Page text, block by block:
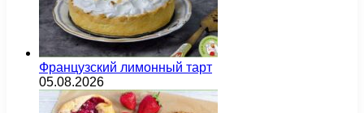
Французский лимонный тарт
05.08.2026